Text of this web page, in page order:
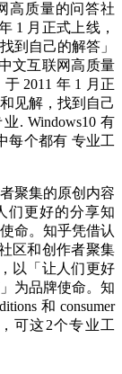
高质量的问答社
1 月正式上线，
到自己的解答」
文互联网高质量
2011 年 1 月正
见解，找到自己
. Windows10 有
每个都有 专业工
聚集的原创内容
们更好的分享知
命。知乎凭借认
区和创作者聚集
以「让人们更好
为品牌使命。知
和 consumer
可这2个专业工